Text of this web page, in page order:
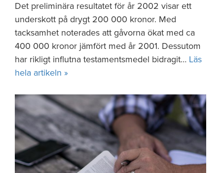
Det preliminära resultatet för år 2002 visar ett
underskott på drygt 200 000 kronor. Med
tacksamhet noterades att gåvorna ökat med ca
400 000 kronor jämfört med år 2001. Dessutom
har rikligt influtna testamentsmedel bidragit… Läs
hela artikeln »